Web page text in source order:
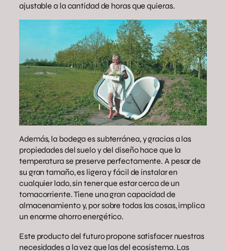
ajustable a la cantidad de horas que quieras.
Además, la bodega es subterránea, y gracias a las
propiedades del suelo y del diseño hace que la
temperatura se preserve perfectamente. A pesar de
su gran tamaño, es ligera y fácil de instalar en
cualquier lado, sin tener que estar cerca de un
tomacorriente. Tiene una gran capacidad de
almacenamiento y, por sobre todas las cosas, implica
un enorme ahorro energético.
Este producto del futuro propone satisfacer nuestras
necesidades a la vez que las del ecosistema. Las